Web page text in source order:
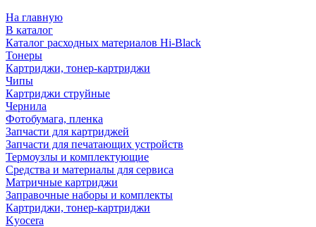
На главную
В каталог
Каталог расходных материалов Hi-Black
Тонеры
Картриджи, тонер-картриджи
Чипы
Картриджи струйные
Чернила
Фотобумага, пленка
Запчасти для картриджей
Запчасти для печатающих устройств
Термоузлы и комплектующие
Средства и материалы для сервиса
Матричные картриджи
Заправочные наборы и комплекты
Картриджи, тонер-картриджи
Kyocera